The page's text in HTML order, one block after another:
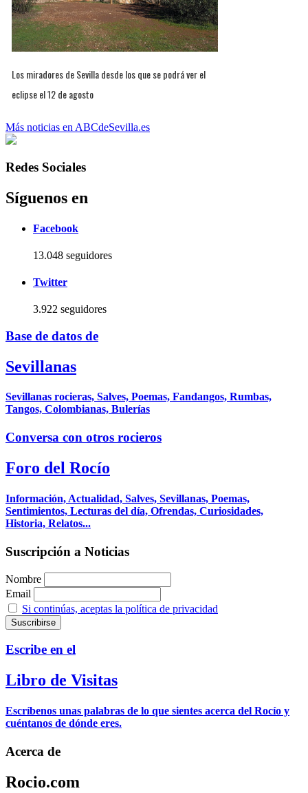
Los miradores de Sevilla desde los que se podrá ver el
eclipse el 12 de agosto
Más noticias en ABCdeSevilla.es
Redes Sociales
Síguenos en
Facebook
13.048 seguidores
Twitter
3.922 seguidores
Base de datos de
Sevillanas
Sevillanas rocieras, Salves, Poemas, Fandangos, Rumbas,
Tangos, Colombianas, Bulerías
Conversa con otros rocieros
Foro del Rocío
Información, Actualidad, Salves, Sevillanas, Poemas,
Sentimientos, Lecturas del día, Ofrendas, Curiosidades,
Historia, Relatos...
Suscripción a Noticias
Nombre
Email
Si continúas, aceptas la política de privacidad
Escribe en el
Libro de Visitas
Escríbenos unas palabras de lo que sientes acerca del Rocío y
cuéntanos de dónde eres.
Acerca de
Rocio.com